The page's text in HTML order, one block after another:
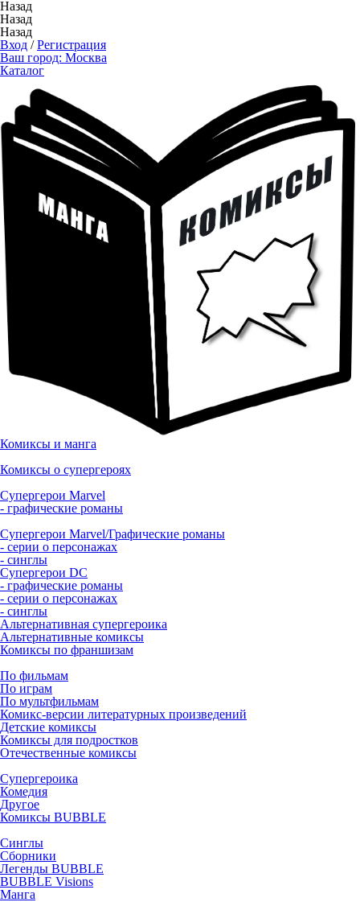
Назад
Назад
Назад
Вход /Регистрация
Ваш город: Москва
Каталог
Комиксы и манга
Комиксы о супергероях
Супергерои Marvel
- графические романы
Супергерои Marvel/Графические романы
- серии о персонажах
- синглы
Супергерои DC
- графические романы
- серии о персонажах
- синглы
Альтернативная супергероика
Альтернативные комиксы
Комиксы по франшизам
По фильмам
По играм
По мультфильмам
Комикс-версии литературных произведений
Детские комиксы
Комиксы для подростков
Отечественные комиксы
Супергероика
Комедия
Другое
Комиксы BUBBLE
Синглы
Сборники
Легенды BUBBLE
BUBBLE Visions
Манга